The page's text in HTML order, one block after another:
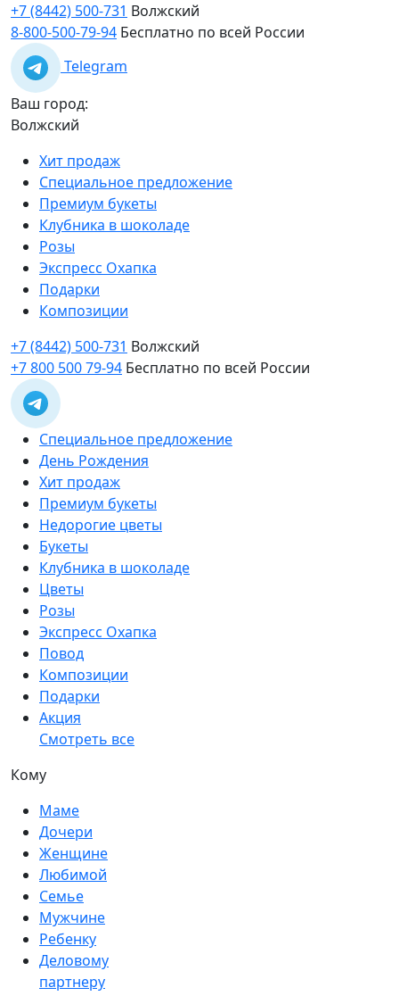
+7 (8442) 500-731 Волжский
8-800-500-79-94 Бесплатно по всей России
Telegram
Ваш город:
Волжский
Хит продаж
Специальное предложение
Премиум букеты
Клубника в шоколаде
Розы
Экспресс Охапка
Подарки
Композиции
+7 (8442) 500-731 Волжский
+7 800 500 79-94 Бесплатно по всей России
Специальное предложение
День Рождения
Хит продаж
Премиум букеты
Недорогие цветы
Букеты
Клубника в шоколаде
Цветы
Розы
Экспресс Охапка
Повод
Композиции
Подарки
Акция
Смотреть все
Кому
Маме
Дочери
Женщине
Любимой
Семье
Мужчине
Ребенку
Деловому
партнеру